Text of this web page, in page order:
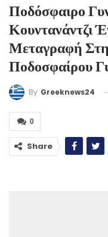
Ποδόσφαιρο
Κουντανάντζι
Μεταγραφή
Ποδοσφαίρου
By Greeknews24
0
Share